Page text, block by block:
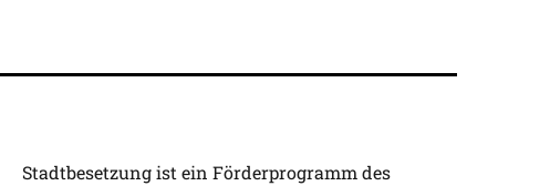
Stadtbesetzung ist ein Förderprogramm des